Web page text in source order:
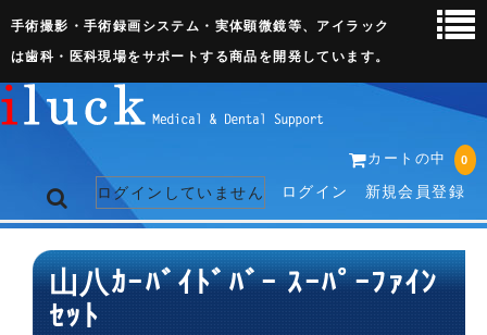
手術撮影・手術録画システム・実体顕微鏡等、アイラック
は歯科・医科現場をサポートする商品を開発しています。
カートの中 0
ログインしていません ログイン 新規会員登録
トップページ
ネット販売ページ
山八ｶｰﾊﾞｲﾄﾞﾊﾞｰ ｽｰﾊﾟｰﾌｧｲﾝ
ｾｯﾄ